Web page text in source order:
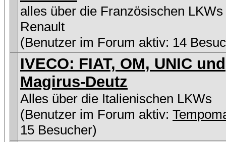
alles über die Französischen LKWs
Renault
(Benutzer im Forum aktiv: 14
IVECO: FIAT, OM, UNIC und
Magirus-Deutz
Alles über die Italienischen LKWs
(Benutzer im Forum aktiv:
15 Besucher)